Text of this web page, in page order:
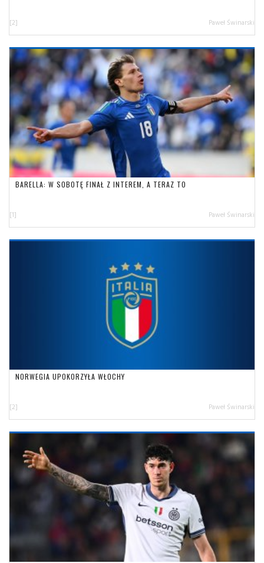
[2] Paweł Świnarski
BARELLA: W SOBOTĘ FINAŁ Z INTEREM, A TERAZ TO
[1] Paweł Świnarski
NORWEGIA UPOKORZYŁA WŁOCHY
[2] Paweł Świnarski